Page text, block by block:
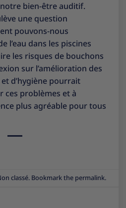
bien-être auditif.
une question
pouvons-nous
l’eau dans les piscines
les risques de bouchons
sur l’amélioration des
d’hygiène pourrait
ces problèmes et à
plus agréable pour tous
classé. Bookmark the permalink.